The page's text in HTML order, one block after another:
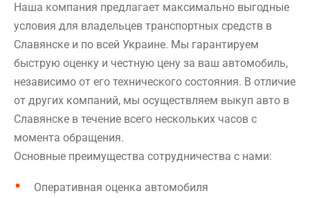
Наша компания предлагает максимально выгодные
условия для владельцев транспортных средств в
Славянске и по всей Украине. Мы гарантируем
быструю оценку и честную цену за ваш автомобиль,
независимо от его технического состояния. В отличие
от других компаний, мы осуществляем выкуп авто в
Славянске в течение всего нескольких часов с
момента обращения.
Основные преимущества сотрудничества с нами:
Оперативная оценка автомобиля